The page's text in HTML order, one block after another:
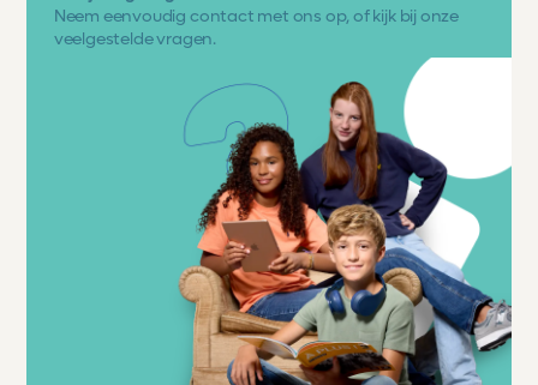
Neem eenvoudig contact met ons op, of kijk bij onze
veelgestelde vragen.